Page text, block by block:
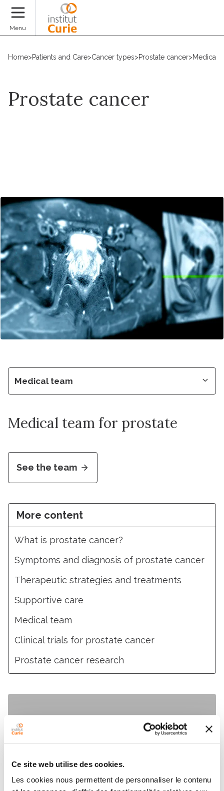
Ce site web utilise des cookies.
Les cookies nous permettent de personnaliser le contenu
Menu
Home>Patients and Care>Cancer types>Prostate cancer>Medical
Prostate cancer
Medical team
Medical team for prostate
See the team
More content
What is prostate cancer?
Symptoms and diagnosis of prostate cancer
Therapeutic strategies and treatments
Supportive care
Medical team
Clinical trials for prostate cancer
Prostate cancer research